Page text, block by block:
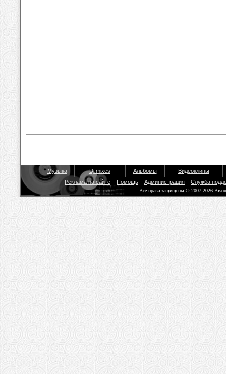
Музыка Dj mixes Альбомы
Видеоклипы
Реклама на сайте
Помощь Администрация Служба
Все права защищены © 2007-2026